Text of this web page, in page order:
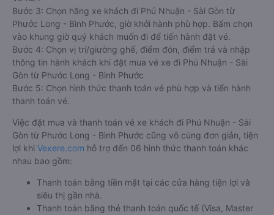
Bước 3: Chọn hãng xe khách đi Phú Nhuận - Sài Gòn từ
Phước Long - Bình Phước, giờ khởi hành phù hợp. Bấm chọn
vào khung giờ quý khách muốn đi để tiến hành đặt vé.
Bước 4: Chọn vị trí/giường ghế, điểm đón, điểm trả và nhập
thông tin hành khách khi đặt mua vé xe đi Phú Nhuận - Sài
Gòn từ Phước Long - Bình Phước
Bước 5: Chọn hình thức thanh toán vé phù hợp và tiến hành
thanh toán vé.
Việc đặt mua và thanh toán vé xe khách đi Phú Nhuận - Sài
Gòn từ Phước Long - Bình Phước cũng vô cùng đơn giản, tiện
lợi khi Vexere.com hỗ trợ đến 06 hình thức thanh toán khác
nhau bao gồm:
Thanh toán bằng tiền mặt tại các cửa hàng tiện lợi và
siêu thị gần nhà.
Thanh toán bằng thẻ thanh toán quốc tế (Visa, Master